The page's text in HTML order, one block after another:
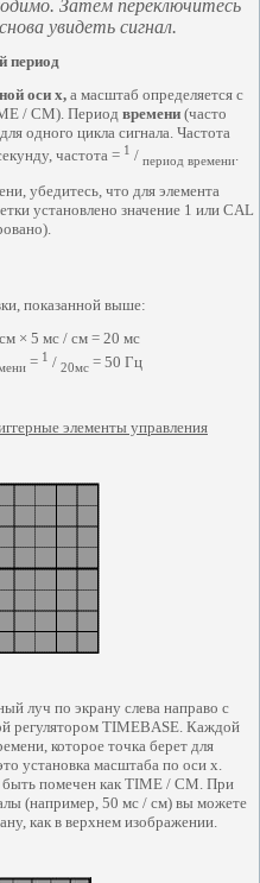
Затем переключитесь
увидеть сигнал.
период
оси x, а масштаб определяется с
/ CM). Период времени(часто
одного цикла сигнала. Частота
частота = 1 / период времени.
убедитесь, что для элемента
установлено значение 1 или CAL
показанной выше:
× 5 мс / см = 20 мс
= 1 / 20мс = 50 Гц
элементы управления
луч по экрану слева направо с
регулятором TIMEBASE. Каждой
которое точка берет для
установка масштаба по оси х.
помечен как TIME / CM. При
(например, 50 мс / см) вы можете
как в верхнем изображении.